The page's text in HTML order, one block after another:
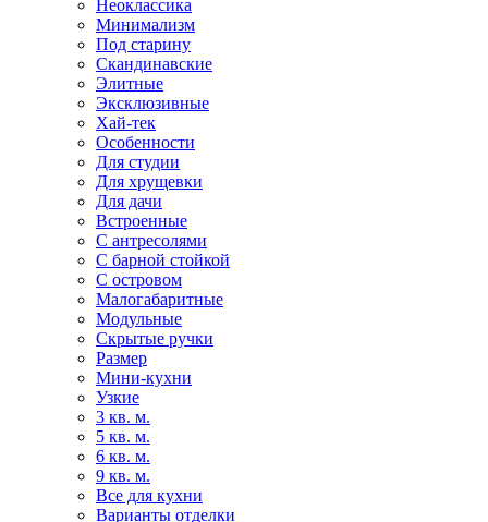
Неоклассика
Минимализм
Под старину
Скандинавские
Элитные
Эксклюзивные
Хай-тек
Особенности
Для студии
Для хрущевки
Для дачи
Встроенные
С антресолями
С барной стойкой
С островом
Малогабаритные
Модульные
Скрытые ручки
Размер
Мини-кухни
Узкие
3 кв. м.
5 кв. м.
6 кв. м.
9 кв. м.
Все для кухни
Варианты отделки